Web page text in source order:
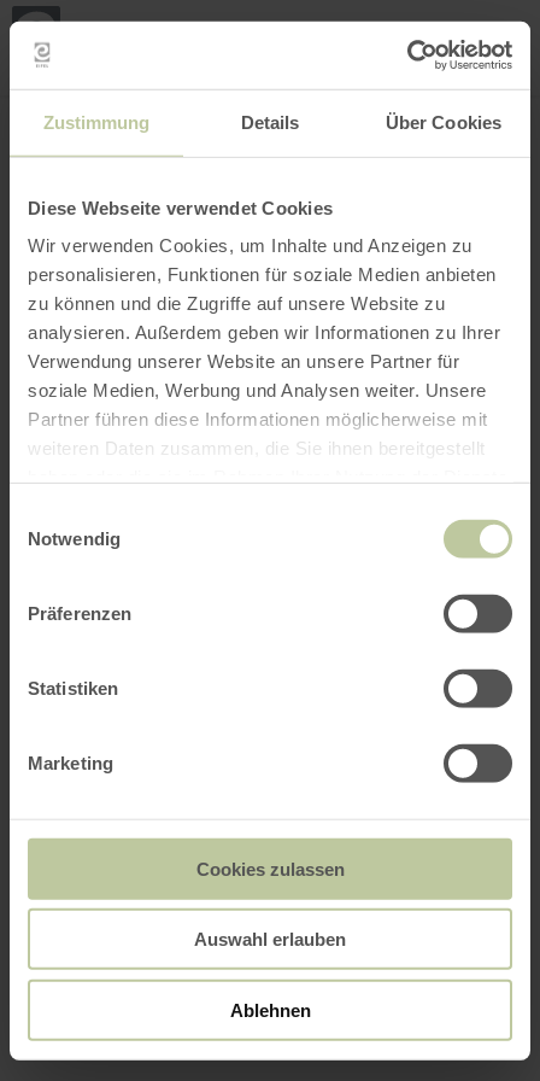
Zustimmung Details Über Cookies
Diese Webseite verwendet Cookies
Wir verwenden Cookies, um Inhalte und Anzeigen zu
personalisieren, Funktionen für soziale Medien anbieten
zu können und die Zugriffe auf unsere Website zu
analysieren. Außerdem geben wir Informationen zu Ihrer
Verwendung unserer Website an unsere Partner für
soziale Medien, Werbung und Analysen weiter. Unsere
Partner führen diese Informationen möglicherweise mit
weiteren Daten zusammen, die Sie ihnen bereitgestellt
Notwendig
Präferenzen
Statistiken
Marketing
Cookies zulassen
Auswahl erlauben
Ablehnen
INTERAKTIVE KARTE
Filter öffnen